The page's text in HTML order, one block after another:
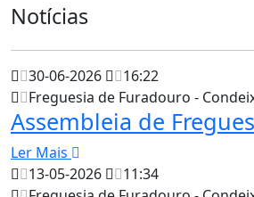
Notícias
30-06-2026
16:22
Freguesia de Furadouro -
Assembleia de
Ler Mais
13-05-2026
11:34